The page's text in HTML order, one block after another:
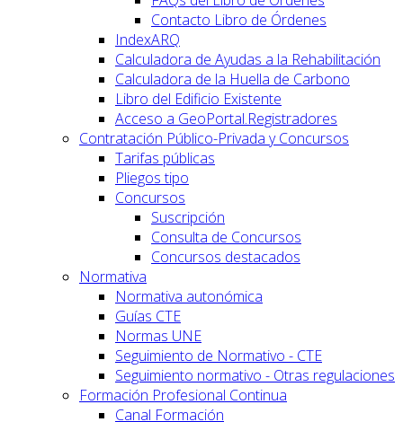
Contacto Libro de Órdenes
IndexARQ
Calculadora de Ayudas a la Rehabilitación
Calculadora de la Huella de Carbono
Libro del Edificio Existente
Acceso a GeoPortal.Registradores
Contratación Público-Privada y Concursos
Tarifas públicas
Pliegos tipo
Concursos
Suscripción
Consulta de Concursos
Concursos destacados
Normativa
Normativa autonómica
Guías CTE
Normas UNE
Seguimiento de Normativo - CTE
Seguimiento normativo - Otras regulaciones
Formación Profesional Continua
Canal Formación